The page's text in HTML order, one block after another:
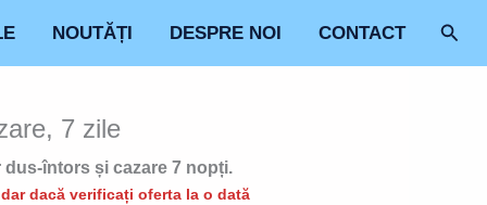
NOUTĂȚI DESPRE NOI CONTACT
7 zile
dus-întors și cazare 7 nopți.
dacă verificați oferta la o dată